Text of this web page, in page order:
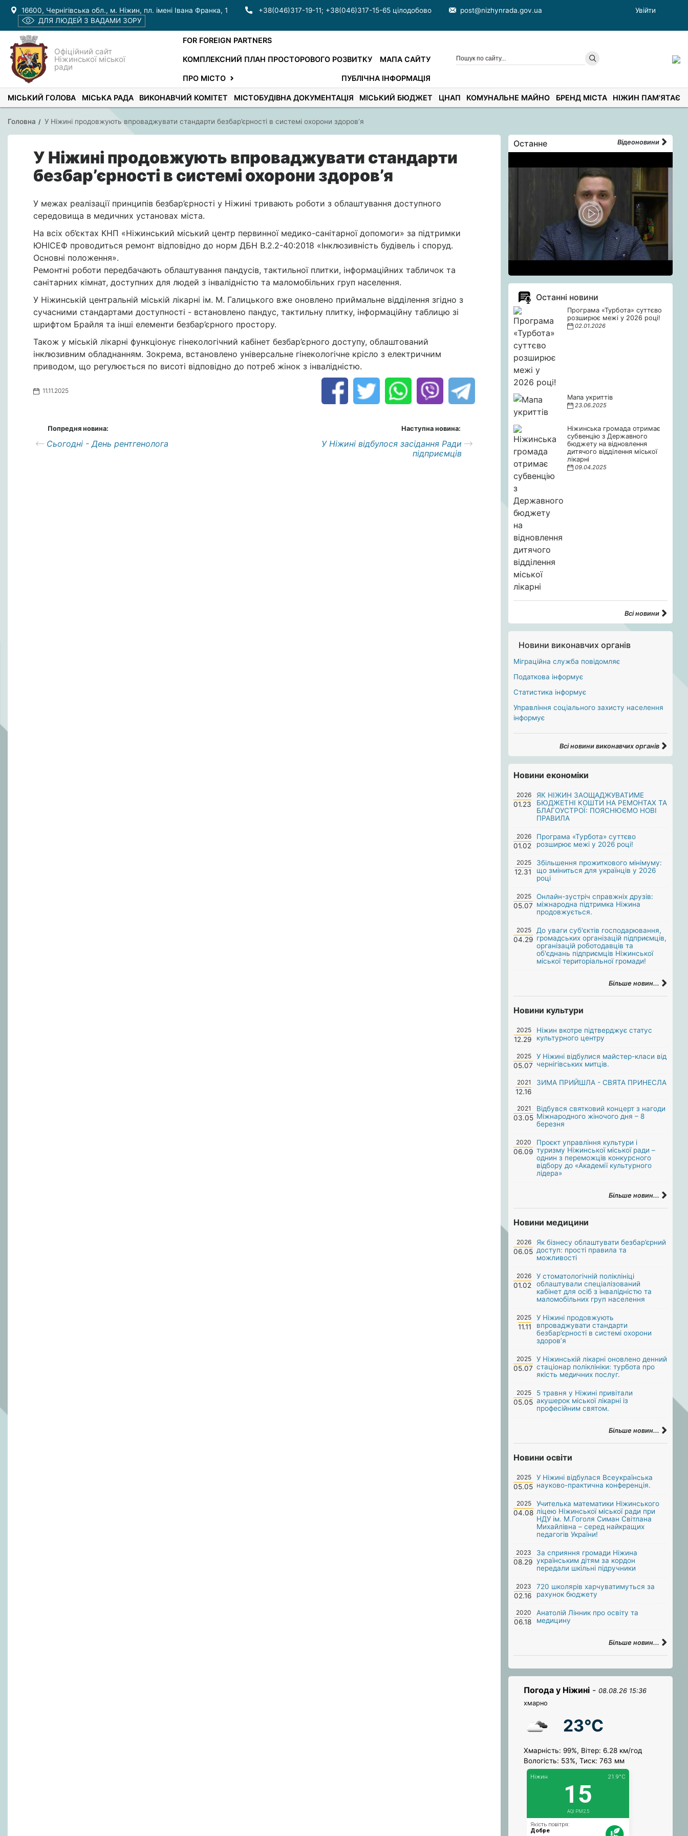
16600, Чернігівська обл., м. Ніжин, пл. імені Івана Франка, 1 +38(046)317-19-11; +38(046)317-15-65 цілодобово post@nizhynrada.gov.ua
Увійти
ДЛЯ ЛЮДЕЙ З ВАДАМИ ЗОРУ
Офіційний сайт
Ніжинської міської
ради
FOR FOREIGN PARTNERS
КОМПЛЕКСНИЙ ПЛАН ПРОСТОРОВОГО РОЗВИТКУ МАПА САЙТУ
ПРО МІСТО ПУБЛІЧНА ІНФОРМАЦІЯ
МІСЬКИЙ ГОЛОВА МІСЬКА РАДА ВИКОНАВЧИЙ КОМІТЕТ МІСТОБУДІВНА ДОКУМЕНТАЦІЯ МІСЬКИЙ БЮДЖЕТ ЦНАП КОМУНАЛЬНЕ МАЙНО БРЕНД МІСТА НІЖИН ПАМ'ЯТАЄ
Головна У Ніжині продовжують впроваджувати стандарти безбар’єрності в системі охорони здоров’я
У Ніжині продовжують впроваджувати стандарти
безбар’єрності в системі охорони здоров’я
У межах реалізації принципів безбар’єрності у Ніжині тривають роботи з облаштування доступного
середовища в медичних установах міста.
На всіх об’єктах КНП «Ніжинський міський центр первинної медико-санітарної допомоги» за підтримки
ЮНІСЕФ проводиться ремонт відповідно до норм ДБН В.2.2-40:2018 «Інклюзивність будівель і споруд.
Основні положення».
Ремонтні роботи передбачають облаштування пандусів, тактильної плитки, інформаційних табличок та
санітарних кімнат, доступних для людей з інвалідністю та маломобільних груп населення.
У Ніжинській центральній міській лікарні ім. М. Галицького вже оновлено приймальне відділення згідно з
сучасними стандартами доступності - встановлено пандус, тактильну плитку, інформаційну таблицю зі
шрифтом Брайля та інші елементи безбар’єрного простору.
Також у міській лікарні функціонує гінекологічний кабінет безбар’єрного доступу, облаштований
інклюзивним обладнанням. Зокрема, встановлено універсальне гінекологічне крісло з електричним
приводом, що регулюється по висоті відповідно до потреб жінок з інвалідністю.
11.11.2025
Попредня новина:
Сьогодні - День рентгенолога
Наступна новина:
У Ніжині відбулося засідання Ради
підприємців
Останне Відеоновини
Останні новини
Програма «Турбота» суттєво
розширює межі у 2026 році!
02.01.2026
Мапа укриттів
23.06.2025
Ніжинська громада отримає
субвенцію з Державного
бюджету на відновлення
дитячого відділення міської
лікарні
09.04.2025
Всі новини
Новини виконавчих органів
Міграційна служба повідомляє
Податкова інформує
Статистика інформує
Управління соціального захисту населення
інформує
Всі новини виконавчих органів
Новини економіки
2026
01.23
ЯК НІЖИН ЗАОЩАДЖУВАТИМЕ
БЮДЖЕТНІ КОШТИ НА РЕМОНТАХ ТА
БЛАГОУСТРОЇ: ПОЯСНЮЄМО НОВІ
ПРАВИЛА
2026
01.02
Програма «Турбота» суттєво
розширює межі у 2026 році!
2025
12.31
Збільшення прожиткового мінімуму:
що зміниться для українців у 2026
році
2025
05.07
Онлайн-зустріч справжніх друзів:
міжнародна підтримка Ніжина
продовжується.
2025
04.29
До уваги суб'єктів господарювання,
громадських організацій підприємців,
організацій роботодавців та
об'єднань підприємців Ніжинської
міської територіальної громади!
Більше новин...
Новини культури
2025
12.29
Ніжин вкотре підтверджує статус
культурного центру
2025
05.07
У Ніжині відбулися майстер-класи від
чернігівських митців.
2021
12.16
ЗИМА ПРИЙШЛА - СВЯТА ПРИНЕСЛА
2021
03.05
Відбувся святковий концерт з нагоди
Міжнародного жіночого дня – 8
березня
2020
06.09
Проєкт управління культури і
туризму Ніжинської міської ради –
однин з переможців конкурсного
відбору до «Академії культурного
лідера»
Більше новин...
Новини медицини
2026
06.05
Як бізнесу облаштувати безбар’єрний
доступ: прості правила та
можливості
2026
01.02
У стоматологічній поліклініці
облаштували спеціалізований
кабінет для осіб з інвалідністю та
маломобільних груп населення
2025
11.11
У Ніжині продовжують
впроваджувати стандарти
безбар’єрності в системі охорони
здоров’я
2025
05.07
У Ніжинській лікарні оновлено денний
стаціонар поліклініки: турбота про
якість медичних послуг.
2025
05.05
5 травня у Ніжині привітали
акушерок міської лікарні із
професійним святом.
Більше новин...
Новини освіти
2025
05.05
У Ніжині відбулася Всеукраїнська
науково-практична конференція.
2025
04.08
Учителька математики Ніжинського
ліцею Ніжинської міської ради при
НДУ ім. М.Гоголя Симан Світлана
Михайлівна – серед найкращих
педагогів України!
2023
08.29
За сприяння громади Ніжина
українським дітям за кордон
передали шкільні підручники
2023
02.16
720 школярів харчуватимуться за
рахунок бюджету
2020
06.18
Анатолій Лінник про освіту та
медицину
Більше новин...
Погода у Ніжині - 08.08.26 15:36
хмарно
23°C
Хмарність: 99%, Вітер: 6.28 км/год
Вологість: 53%, Тиск: 763 мм